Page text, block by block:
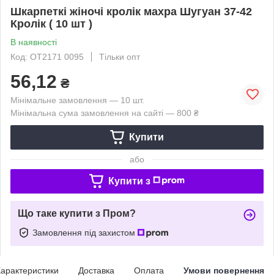
Шкарпеткі жіночі кролік махра Шугуан 37-42
Кролік ( 10 шт )
В наявності
Код: OT2171 0095
Тільки опт
56,12 ₴
Мінімальне замовлення — 10 шт.
Мінімальна сума замовлення на сайті — 800 ₴
Купити
або
Купити з
Що таке купити з Пром?
Замовлення під захистом
Доставка Оплата Умови повернення